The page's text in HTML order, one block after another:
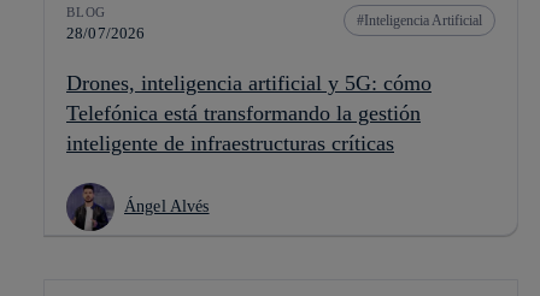
BLOG
28/07/2026
Inteligencia Artificial
Drones, inteligencia artificial y 5G: cómo
Telefónica está transformando la gestión
inteligente de infraestructuras críticas
Ángel Alvés